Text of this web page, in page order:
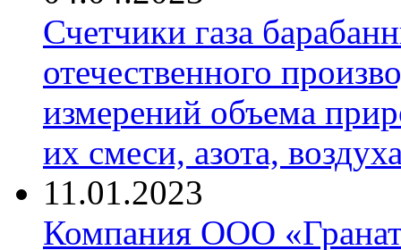
Счетчики газа
отечественного
измерений объема
их смеси, азота,
11.01.2023
Компания ООО